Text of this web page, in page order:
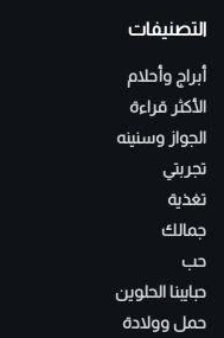
التصنيفات
أبراج وأحلام
الأكثر قراءة
الجواز وسنينه
تجربتي
تغذية
جمالك
حب
حبايبنا الحلوين
حمل وولادة